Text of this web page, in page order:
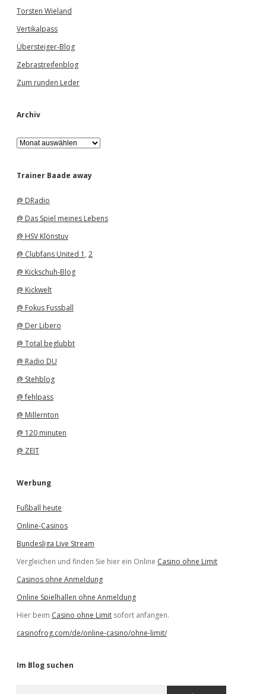
Torsten Wieland
Vertikalpass
Übersteiger-Blog
Zebrastreifenblog
Zum runden Leder
Archiv
A
r
h
Trainer Baade away
@ DRadio
@ Das Spiel meines Lebens
@ HSV Klönstuv
@ Clubfans United 1 , 2
@ Kickschuh-Blog
@ Kickwelt
@ Fokus Fussball
@ Der Libero
@ Total beglubbt
@ Radio DU
@ Stehblog
@ fehlpass
@ Millernton
@ 120 minuten
@ ZEIT
Werbung
Fußball heute
Online-Casinos
Bundesliga Live Stream
Vergleichen und finden Sie hier ein Online Casino ohne Limit
Casinos ohne Anmeldung
Online Spielhallen ohne Anmeldung
Hier beim Casino ohne Limit sofort anfangen.
casinofrog.com/de/online-casino/ohne-limit/
Im Blog suchen